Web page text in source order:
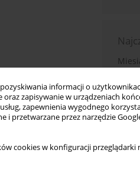
informacji o
zapisywanie w urządzeniach
zapewnienia wygodnego
i przetwarzane przez narzędzie
cookies w konfiguracji przeglądarki
leki